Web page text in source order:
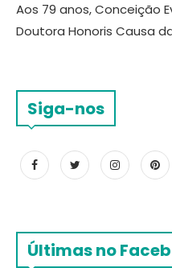
Aos 79 anos, Conceição
Doutora Honoris Causa da
Siga-nos
Últimas no